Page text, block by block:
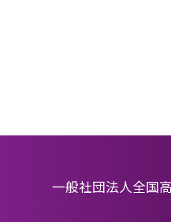
一般社団法人全国